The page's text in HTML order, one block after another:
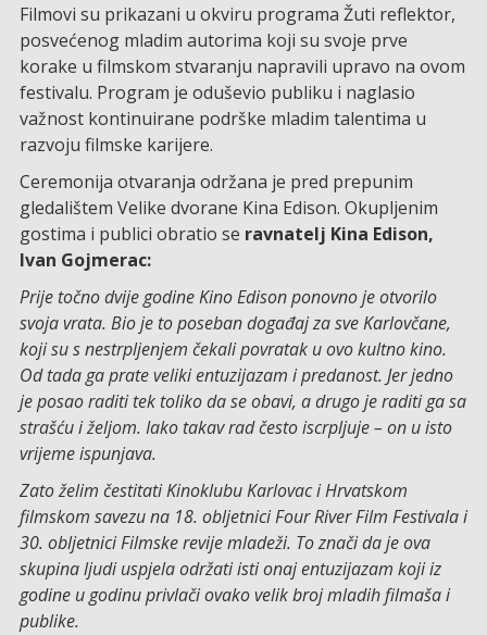
Filmovi su prikazani u okviru programa Žuti reflektor,
posvećenog mladim autorima koji su svoje prve
korake u filmskom stvaranju napravili upravo na ovom
festivalu. Program je oduševio publiku i naglasio
važnost kontinuirane podrške mladim talentima u
razvoju filmske karijere.
Ceremonija otvaranja održana je pred prepunim
gledalištem Velike dvorane Kina Edison. Okupljenim
gostima i publici obratio se ravnatelj Kina Edison,
Ivan Gojmerac:
Prije točno dvije godine Kino Edison ponovno je otvorilo
svoja vrata. Bio je to poseban događaj za sve Karlovčane,
koji su s nestrpljenjem čekali povratak u ovo kultno kino.
Od tada ga prate veliki entuzijazam i predanost. Jer jedno
je posao raditi tek toliko da se obavi, a drugo je raditi ga sa
strašću i željom. Iako takav rad često iscrpljuje – on u isto
vrijeme ispunjava.
Zato želim čestitati Kinoklubu Karlovac i Hrvatskom
filmskom savezu na 18. obljetnici Four River Film Festivala i
30. obljetnici Filmske revije mladeži. To znači da je ova
skupina ljudi uspjela održati isti onaj entuzijazam koji iz
godine u godinu privlači ovako velik broj mladih filmaša i
publike.